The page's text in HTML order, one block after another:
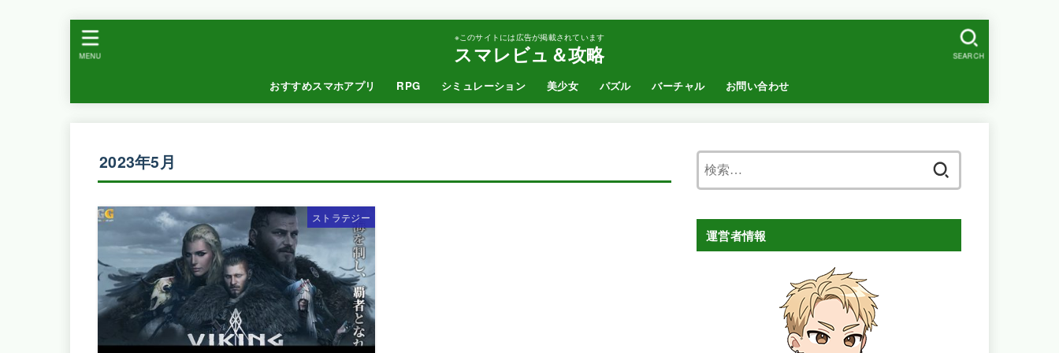
※このサイトには広告が掲載されています
スマレビュ＆攻略
おすすめスマホアプリ RPG シミュレーション 美少女 パズル バーチャル お問い合わせ
SEARCH
MENU
2023年5月
ストラテジー
運営者情報